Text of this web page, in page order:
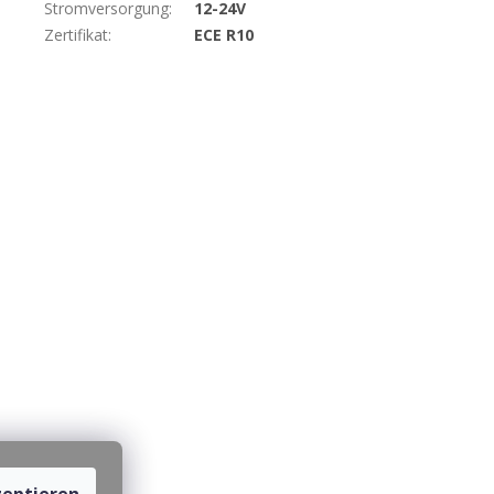
Stromversorgung:
12-24V
Zertifikat: ECE R10